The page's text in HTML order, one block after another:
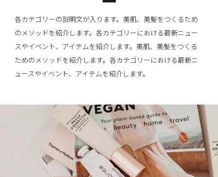
各カテゴリーの説明文が入ります。美肌、美髪をつくるため
のメソッドを紹介します。各カテゴリーにおける最新ニュー
スやイベント、アイテムを紹介します。美肌、美髪をつくる
ためのメソッドを紹介します。各カテゴリーにおける最新ニ
ュースやイベント、アイテムを紹介します。